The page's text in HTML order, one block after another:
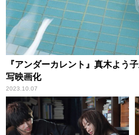
『アンダーカレント』真木よう
写映画化
2023.10.07